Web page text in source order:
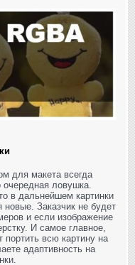
для макета всегда
очередная ловушка.
в дальнейшем картинки
новые. Заказчик не будет
и если изображение
И самое главное,
портить всю картину на
адаптивность на